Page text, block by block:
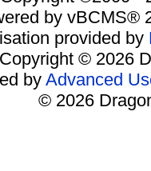
by vBCMS®
provided by
Copyright © 2026
by Advanced
© 2026